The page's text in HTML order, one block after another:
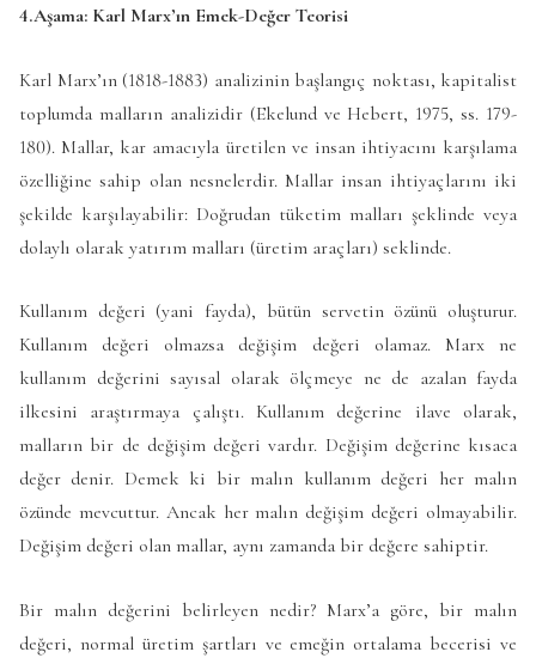
4.Aşama: Karl Marx’ın Emek-Değer Teorisi
Karl Marx’ın (1818-1883) analizinin başlangıç noktası, kapitalist
toplumda malların analizidir (Ekelund ve Hebert, 1975, ss. 179-
180). Mallar, kar amacıyla üretilen ve insan ihtiyacını karşılama
özelliğine sahip olan nesnelerdir. Mallar insan ihtiyaçlarını iki
şekilde karşılayabilir: Doğrudan tüketim malları şeklinde veya
dolaylı olarak yatırım malları (üretim araçları) seklinde.
Kullanım değeri (yani fayda), bütün servetin özünü oluşturur.
Kullanım değeri olmazsa değişim değeri olamaz. Marx ne
kullanım değerini sayısal olarak ölçmeye ne de azalan fayda
ilkesini araştırmaya çalıştı. Kullanım değerine ilave olarak,
malların bir de değişim değeri vardır. Değişim değerine kısaca
değer denir. Demek ki bir malın kullanım değeri her malın
özünde mevcuttur. Ancak her malın değişim değeri olmayabilir.
Değişim değeri olan mallar, aynı zamanda bir değere sahiptir.
Bir malın değerini belirleyen nedir? Marx’a göre, bir malın
değeri, normal üretim şartları ve emeğin ortalama becerisi ve